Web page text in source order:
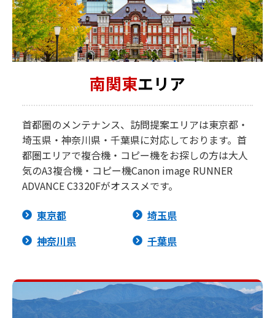
南関東エリア
首都圏のメンテナンス、訪問提案エリアは東京都・
埼玉県・神奈川県・千葉県に対応しております。首
都圏エリアで複合機・コピー機をお探しの方は大人
気のA3複合機・コピー機Canon image RUNNER
ADVANCE C3320Fがオススメです。
東京都
埼玉県
神奈川県
千葉県